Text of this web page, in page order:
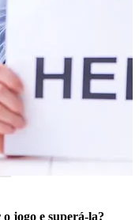
jogo e superá-la?